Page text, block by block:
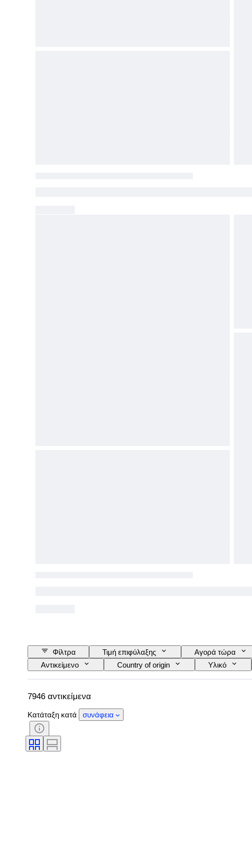
Φίλτρα Τιμή επιφύλαξης Αγορά τώρα
Αντικείμενο
Country of origin Υλικό
Στυλ
Κοπή Καθαρότητα
Φαντεζί χρωματικός τόνος
7946 αντικείμενα
Κατάταξη κατά συνάφεια